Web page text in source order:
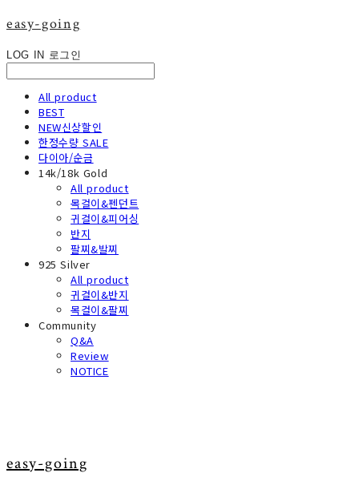
easy-going
LOG IN 로그인
All product
BEST
NEW신상할인
한정수량 SALE
다이아/순금
14k/18k Gold
All product
목걸이&펜던트
귀걸이&피어싱
반지
팔찌&발찌
925 Silver
All product
귀걸이&반지
목걸이&팔찌
Community
Q&A
Review
NOTICE
easy-going